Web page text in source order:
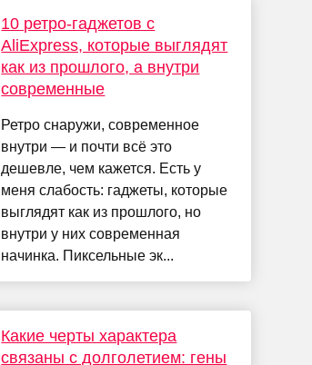
10 ретро-гаджетов с
AliExpress, которые выглядят
как из прошлого, а внутри
современные
Ретро снаружи, современное
внутри — и почти всё это
дешевле, чем кажется. Есть у
меня слабость: гаджеты, которые
выглядят как из прошлого, но
внутри у них современная
начинка. Пиксельные эк...
Какие черты характера
связаны с долголетием: гены